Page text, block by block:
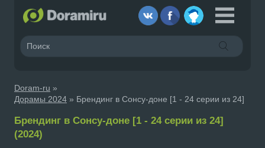
Doram-ru »
Дорамы 2024 » Брендинг в Сонсу-доне [1 - 24 серии из 24]
Брендинг в Сонсу-доне [1 - 24 серии из 24]
(2024)